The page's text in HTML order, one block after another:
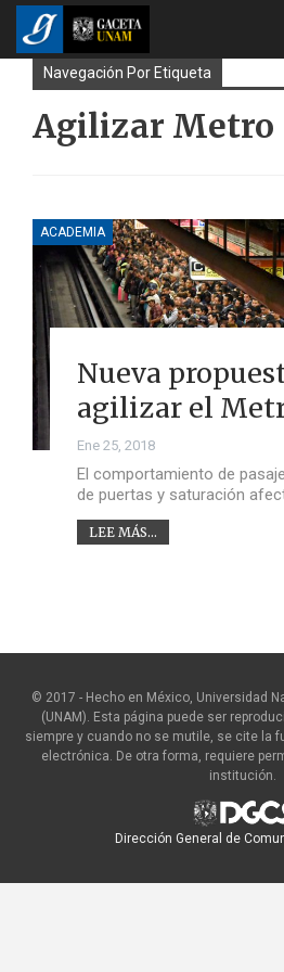
Navegación Por Etiqueta
Agilizar Metro
ACADEMIA
Nueva
agilizar el
Ene 25, 2018
El comportamiento de
de puertas y saturación
LEE MÁS...
© 2017 - Hecho en México, Universidad
(UNAM). Esta página puede ser
siempre y cuando no se mutile, se cite la
electrónica. De otra forma, requiere
institución.
Dirección General de